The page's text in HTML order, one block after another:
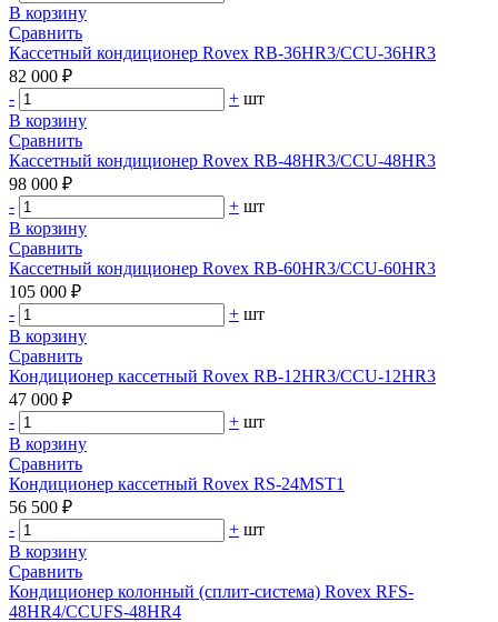
В корзину
Сравнить
Кассетный кондиционер Rovex RB-36HR3/CCU-36HR3
82 000 ₽
-
+ шт
В корзину
Сравнить
Кассетный кондиционер Rovex RB-48HR3/CCU-48HR3
98 000 ₽
-
+ шт
В корзину
Сравнить
Кассетный кондиционер Rovex RB-60HR3/CCU-60HR3
105 000 ₽
-
+ шт
В корзину
Сравнить
Кондиционер кассетный Rovex RB-12HR3/CCU-12HR3
47 000 ₽
-
+ шт
В корзину
Сравнить
Кондиционер кассетный Rovex RS-24MST1
56 500 ₽
-
+ шт
В корзину
Сравнить
Кондиционер колонный (сплит-система) Rovex RFS-
48HR4/CCUFS-48HR4